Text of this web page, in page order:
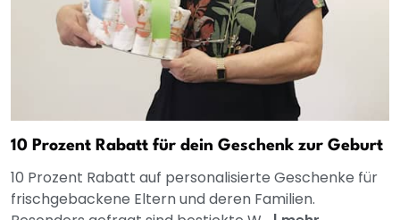
10 Prozent Rabatt für dein Geschenk zur Geburt
10 Prozent Rabatt auf personalisierte Geschenke für
frischgebackene Eltern und deren Familien.